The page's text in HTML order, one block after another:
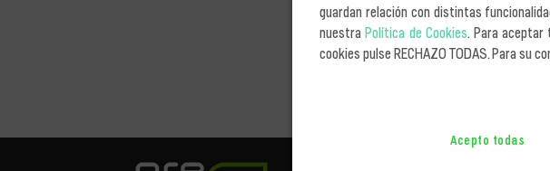
Lavado de contenedores de carga lateral
guardan relación con distintas
nuestra Política de Cookies. Para aceptar
cookies pulse RECHAZO TODAS. Para su
Acepto todas